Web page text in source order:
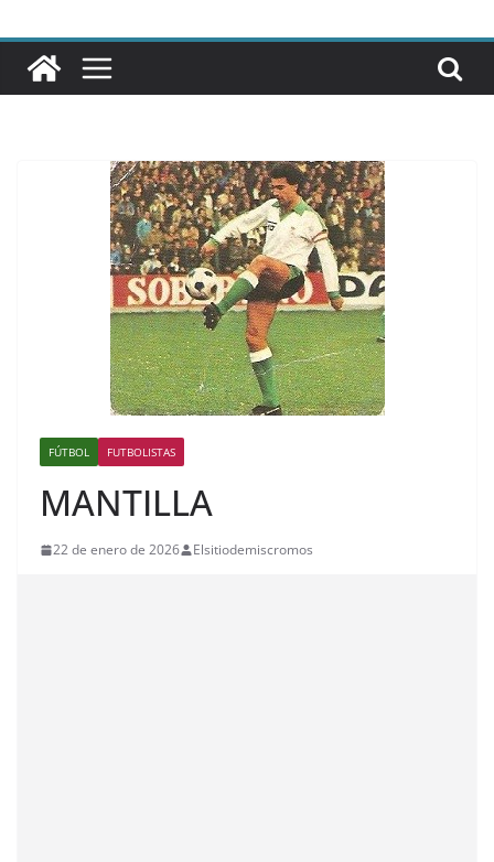
FÚTBOL FUTBOLISTAS
MANTILLA
22 de enero de 2026 Elsitiodemiscromos